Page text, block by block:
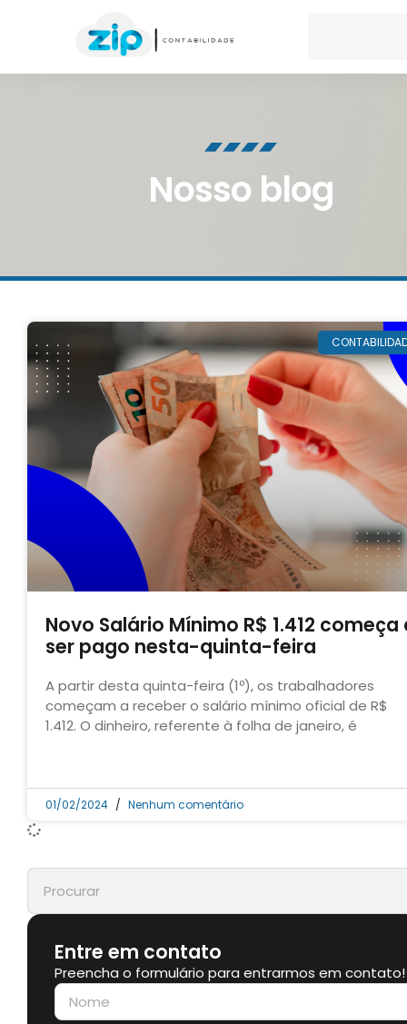
Nosso blog
Novo Salário Mínimo R$ 1.412 começa
ser pago nesta-quinta-feira
A partir desta quinta-feira (1º), os trabalhadores
começam a receber o salário mínimo oficial de R$
1.412. O dinheiro, referente à folha de janeiro, é
01/02/2024 Nenhum comentário
Entre em contato
Preencha o formulário para entrarmos em contato!